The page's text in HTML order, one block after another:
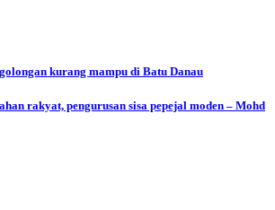
kurang mampu di Batu Danau
rakyat, pengurusan sisa pepejal moden – Mohd